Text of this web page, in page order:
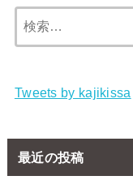
Tweets by kajikissa
最近の投稿